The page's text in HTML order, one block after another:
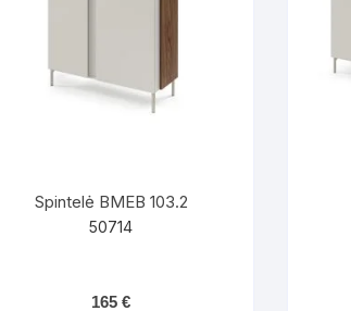
Spintelė BMEB 103.2
50714
165€